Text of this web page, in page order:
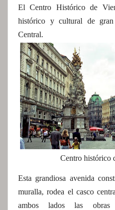
El Centro Histórico de
histórico y cultural de
Central.
Centro histórico
Esta grandiosa avenida
muralla, rodea el casco
ambos lados las obras